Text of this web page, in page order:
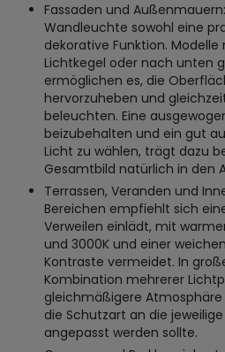
Fassaden und
Wandleuchte sowohl eine
dekorative Funktion.
Lichtkegel oder nach unten
ermöglichen es, die
hervorzuheben und
beleuchten. Eine
beizubehalten und ein gut
Licht zu wählen, trägt dazu
Gesamtbild natürlich in den
Terrassen, Veranden und
Bereichen empfiehlt sich
Verweilen einlädt, mit
und 3000K und einer
Kontraste vermeidet. In
Kombination mehrerer
gleichmäßigere Atmosphäre
die Schutzart an die
angepasst werden sollte.